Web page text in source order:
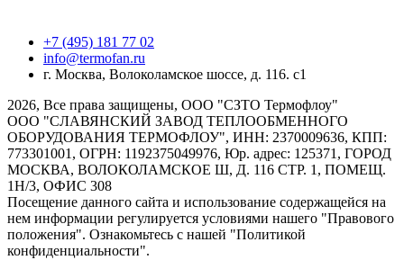
+7 (495) 181 77 02
info@termofan.ru
г. Москва, Волоколамское шоссе, д. 116. с1
2026, Все права защищены, ООО "СЗТО Термофлоу"
ООО "СЛАВЯНСКИЙ ЗАВОД ТЕПЛООБМЕННОГО
ОБОРУДОВАНИЯ ТЕРМОФЛОУ", ИНН: 2370009636, КПП:
773301001, ОГРН: 1192375049976, Юр. адрес: 125371, ГОРОД
МОСКВА, ВОЛОКОЛАМСКОЕ Ш, Д. 116 СТР. 1, ПОМЕЩ.
1Н/3, ОФИС 308
Посещение данного сайта и использование содержащейся на
нем информации регулируется условиями нашего "Правового
положения". Ознакомьтесь с нашей "Политикой
конфиденциальности".